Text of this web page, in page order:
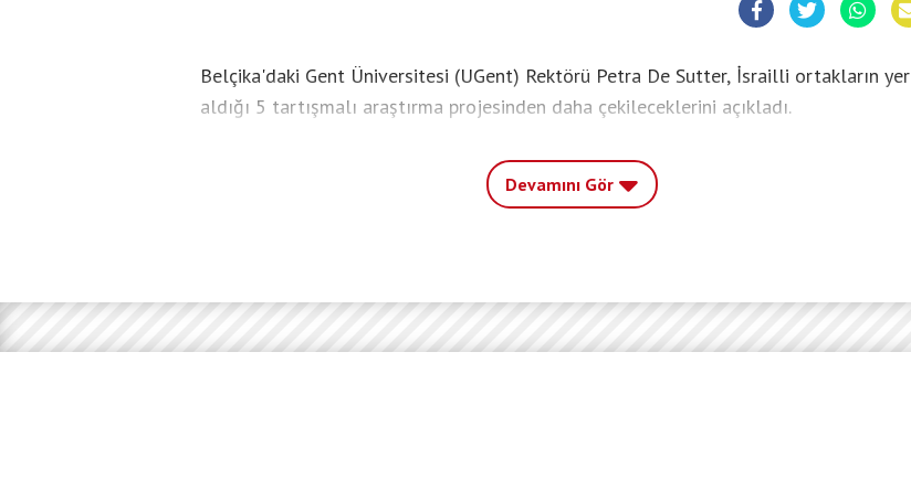
Belçika'daki Gent Üniversitesi (UGent) Rektörü Petra De Sutter, İsrailli ortakların yer
aldığı 5 tartışmalı araştırma projesinden daha çekileceklerini açıkladı.
Devamını Gör